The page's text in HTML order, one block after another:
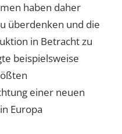
haben daher
überdenken und die
in Betracht zu
beispielsweise
einer neuen
Europa